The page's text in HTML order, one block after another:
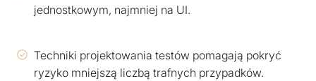
jednostkowym, najmniej na UI.
Techniki projektowania testów pomagają pokryć
ryzyko mniejszą liczbą trafnych przypadków.